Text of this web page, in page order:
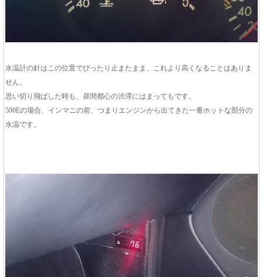
水温計の針はこの位置でぴったり止またまま、これより高くなることはありま
せん。
思い切り飛ばした時も、昼間都心の渋滞にはまってもです。
500Eの場合、インマニの前、つまりエンジンから出てきた一番ホットな部分の
水温です。